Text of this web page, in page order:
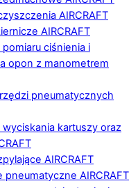
AIRCRAFT
AIRCRAFT
ciśnienia i
opon z manometrem
pneumatycznych
kartuszy oraz
AIRCRAFT
pneumatyczne AIRCRAFT